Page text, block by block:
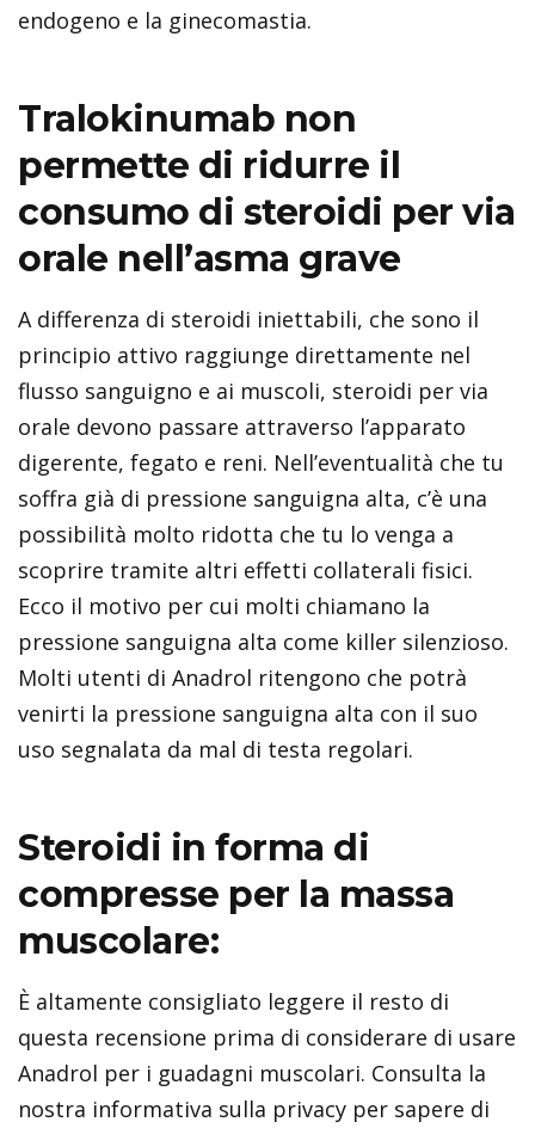
endogeno e la ginecomastia.
Tralokinumab non
permette di ridurre il
consumo di steroidi per via
orale nell’asma grave
A differenza di steroidi iniettabili, che sono il
principio attivo raggiunge direttamente nel
flusso sanguigno e ai muscoli, steroidi per via
orale devono passare attraverso l’apparato
digerente, fegato e reni. Nell’eventualità che tu
soffra già di pressione sanguigna alta, c’è una
possibilità molto ridotta che tu lo venga a
scoprire tramite altri effetti collaterali fisici.
Ecco il motivo per cui molti chiamano la
pressione sanguigna alta come killer silenzioso.
Molti utenti di Anadrol ritengono che potrà
venirti la pressione sanguigna alta con il suo
uso segnalata da mal di testa regolari.
Steroidi in forma di
compresse per la massa
muscolare:
È altamente consigliato leggere il resto di
questa recensione prima di considerare di usare
Anadrol per i guadagni muscolari. Consulta la
nostra informativa sulla privacy per sapere di